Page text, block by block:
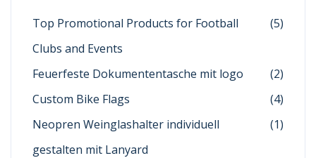
Top Promotional Products for Football
Clubs and Events
(5)
Feuerfeste Dokumententasche mit logo
(2)
Custom Bike Flags
(4)
Neopren Weinglashalter individuell
gestalten mit Lanyard
(1)